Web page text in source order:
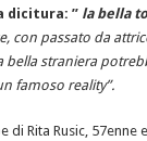
dicitura: ” la bella
con passato da
bella straniera
famoso reality”.
di Rita Rusic,